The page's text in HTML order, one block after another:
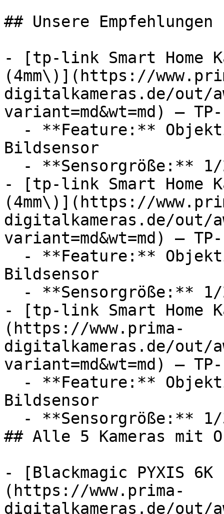
## Unsere Empfehlungen
- [tp-link Smart Home
(4mm\)](https://
digitalkameras.de/out/
variant=md&wt=md) —
Bildsensor
- [tp-link Smart Home
(4mm\)](https://
digitalkameras.de/out/
variant=md&wt=md) —
Bildsensor
- [tp-link Smart Home
(https://www.prima-
digitalkameras.de/out/
variant=md&wt=md) —
Bildsensor
## Alle 5 Kameras mit
- [Blackmagic PYXIS 6K
(https://www.prima-
digitalkameras.de/out/